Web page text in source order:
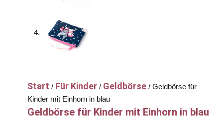
Start / Für Kinder / Geldbörse / Geldbörse für
Kinder mit Einhorn in blau
Geldbörse für Kinder mit Einhorn in blau